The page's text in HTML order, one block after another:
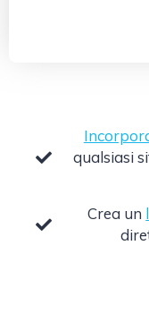
qualsiasi
Crea un